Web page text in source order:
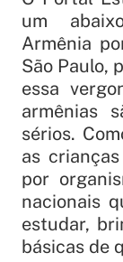
um
Armênia
São Paulo,
essa
armênias
sérios.
as
por
nacionais
estudar,
básicas de